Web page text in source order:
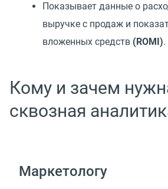
Показывает данные о
выручке с продаж и
вложенных средств (ROMI).
Кому и зачем
сквозная
Маркетологу